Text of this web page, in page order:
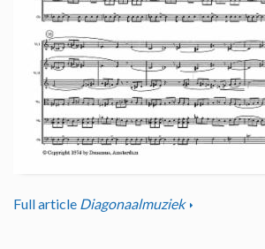
Full article Diagonaalmuziek